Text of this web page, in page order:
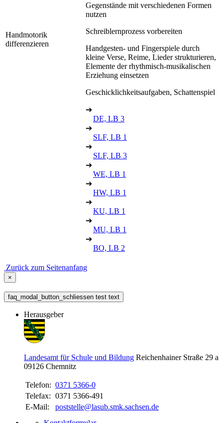
Handmotorik
differenzieren
Gegenstände mit verschiedenen Formen
nutzen
Schreiblernprozess vorbereiten
Handgesten- und Fingerspiele durch
kleine Verse, Reime, Lieder strukturieren,
Elemente der rhythmisch-musikalischen
Erziehung einsetzen
Geschicklichkeitsaufgaben, Schattenspiel
➔
DE, LB 3
➔
SLF, LB 1
➔
SLF, LB 3
➔
WE, LB 1
➔
HW, LB 1
➔
KU, LB 1
➔
MU, LB 1
➔
BO, LB 2
Zurück zum Seitenanfang
×
faq_modal_button_schliessen test text
Herausgeber
Landesamt für Schule und Bildung Reichenhainer Straße 29 a
09126 Chemnitz
Telefon: 0371 5366-0
Telefax: 0371 5366-491
E-Mail:
poststelle@lasub.smk.sachsen.de